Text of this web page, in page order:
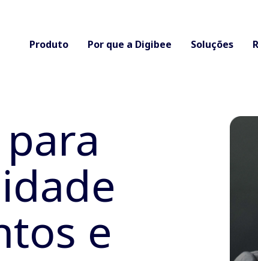
Produto Por que a Digibee Soluções
e